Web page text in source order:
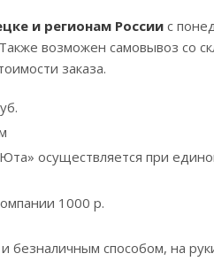
и регионам России с
возможен самовывоз со
заказа.
осуществляется при
1000 р.
безналичным способом, на